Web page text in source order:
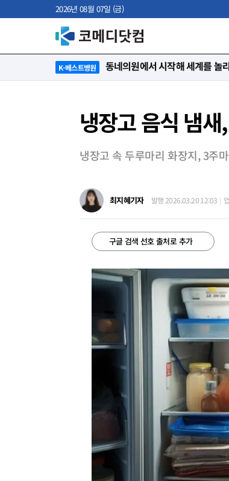
2026년 08월 07일 (금)
K-베스트병원 “절대 먼저 말하지 않아요. 대신
냉장고 음식 냄
냉장고 속 두루마리 화장지, 3주
최지혜기자 발행 2026.03.20 12:03
구글 검색 선호 출처로 추가